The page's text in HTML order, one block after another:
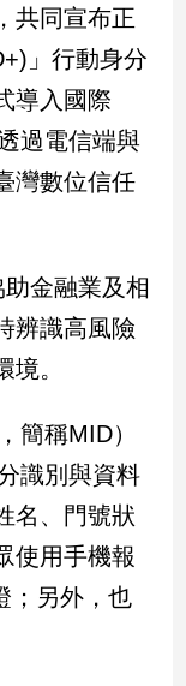
共同宣布正
」行動身分
導入國際
過電信端與
灣數位信任
金融業及相
辨識高風險
。
簡稱MID）
識別與資料
名、門號狀
使用手機報
；另外，也